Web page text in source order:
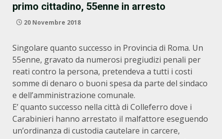
primo cittadino, 55enne in arresto
20 Novembre 2018
Singolare quanto successo in Provincia di Roma. Un
55enne, gravato da numerosi pregiudizi penali per
reati contro la persona, pretendeva a tutti i costi
somme di denaro o buoni spesa da parte del sindaco
e dell’amministrazione comunale.
E’ quanto successo nella città di Colleferro dove i
Carabinieri hanno arrestato il malfattore eseguendo
un’ordinanza di custodia cautelare in carcere,